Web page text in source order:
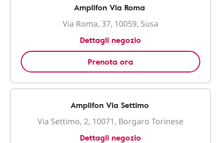
Amplifon Via Roma
Via Roma, 37, 10059, Susa
Dettagli negozio
Prenota ora
Amplifon Via Settimo
Via Settimo, 2, 10071, Borgaro Torinese
Dettagli negozio